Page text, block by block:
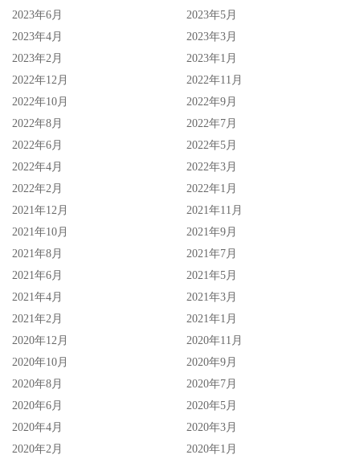
2023年6月
2023年5月
2023年4月
2023年3月
2023年2月
2023年1月
2022年12月
2022年11月
2022年10月
2022年9月
2022年8月
2022年7月
2022年6月
2022年5月
2022年4月
2022年3月
2022年2月
2022年1月
2021年12月
2021年11月
2021年10月
2021年9月
2021年8月
2021年7月
2021年6月
2021年5月
2021年4月
2021年3月
2021年2月
2021年1月
2020年12月
2020年11月
2020年10月
2020年9月
2020年8月
2020年7月
2020年6月
2020年5月
2020年4月
2020年3月
2020年2月
2020年1月